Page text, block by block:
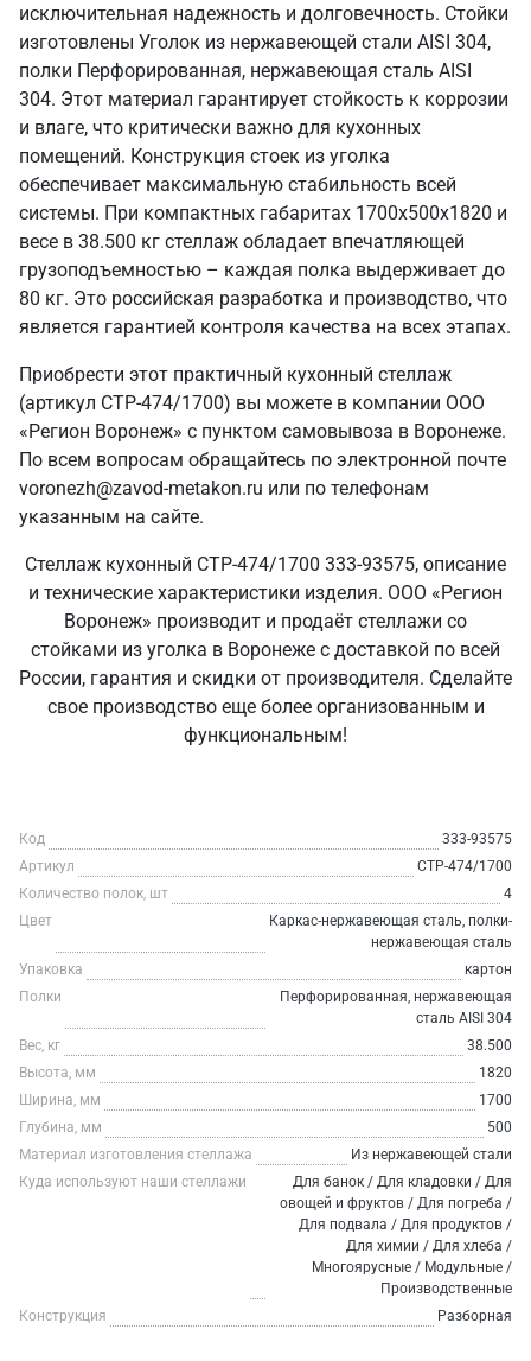
исключительная надежность и долговечность. Стойки
изготовлены Уголок из нержавеющей стали AISI 304,
полки Перфорированная, нержавеющая сталь AISI
304. Этот материал гарантирует стойкость к коррозии
и влаге, что критически важно для кухонных
помещений. Конструкция стоек из уголка
обеспечивает максимальную стабильность всей
системы. При компактных габаритах 1700х500х1820 и
весе в 38.500 кг стеллаж обладает впечатляющей
грузоподъемностью – каждая полка выдерживает до
80 кг. Это российская разработка и производство, что
является гарантией контроля качества на всех этапах.
Приобрести этот практичный кухонный стеллаж
(артикул СТР-474/1700) вы можете в компании ООО
«Регион Воронеж» с пунктом самовывоза в Воронеже.
По всем вопросам обращайтесь по электронной почте
voronezh@zavod-metakon.ru или по телефонам
указанным на сайте.
Стеллаж кухонный СТР-474/1700 333-93575, описание
и технические характеристики изделия. ООО «Регион
Воронеж» производит и продаёт стеллажи со
стойками из уголка в Воронеже с доставкой по всей
России, гарантия и скидки от производителя. Сделайте
свое производство еще более организованным и
функциональным!
Код
333-93575
Артикул
СТР-474/1700
Количество полок, шт
4
Цвет
Каркас-нержавеющая сталь, полки-
нержавеющая сталь
Упаковка
картон
Полки
Перфорированная, нержавеющая
сталь AISI 304
Вес, кг
38.500
Высота, мм
1820
Ширина, мм
1700
Глубина, мм
500
Материал изготовления стеллажа
Из нержавеющей стали
Куда используют наши стеллажи
Для банок / Для кладовки / Для
овощей и фруктов / Для погреба /
Для подвала / Для продуктов /
Для химии / Для хлеба /
Многоярусные / Модульные /
Производственные
Конструкция
Разборная